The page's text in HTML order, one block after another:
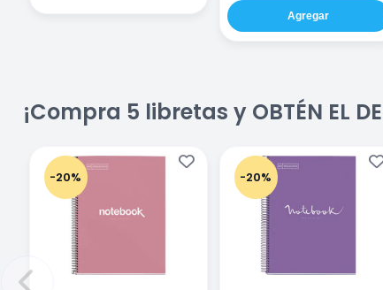
Agregar
¡Compra 5 libretas y OBTÉN EL
-20% -20%